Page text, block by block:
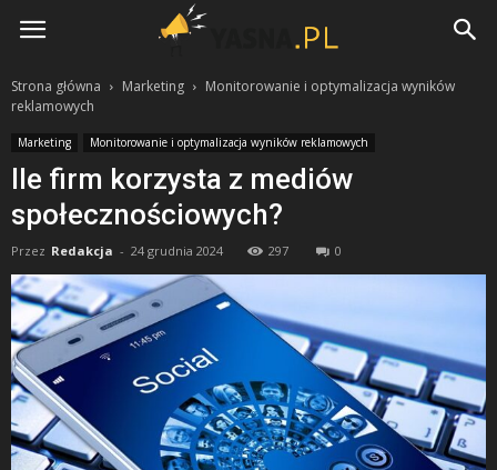
Yasna.pl
Strona główna Marketing
Monitorowanie i optymalizacja wyników
reklamowych
Marketing Monitorowanie i optymalizacja wyników reklamowych
Ile firm korzysta z mediów
społecznościowych?
Przez Redakcja - 24 grudnia 2024 297 0